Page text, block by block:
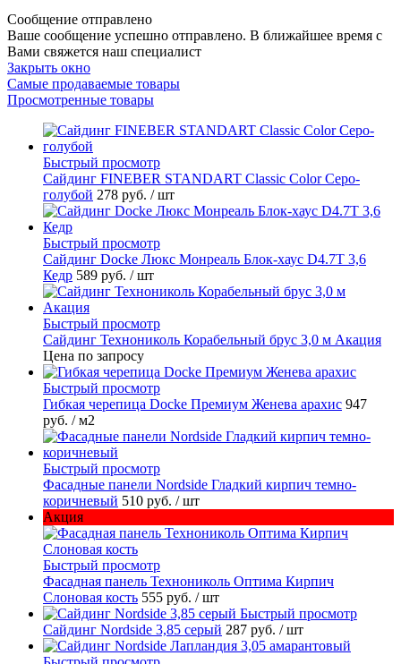
Сообщение отправлено
Ваше сообщение успешно отправлено. В ближайшее время с
Вами свяжется наш специалист
Закрыть окно
Самые продаваемые товары
Просмотренные товары
Быстрый просмотр
Cайдинг FINEBER STANDART Classic Color Серо-
голубой 278 руб. / шт
Быстрый просмотр
Сайдинг Docke Люкс Монреаль Блок-хаус D4.7T 3,6
Кедр 589 руб. / шт
Быстрый просмотр
Сайдинг Технониколь Корабельный брус 3,0 м Акация
Цена по запросу
Быстрый просмотр
Гибкая черепица Docke Премиум Женева арахис 947
руб. / м2
Быстрый просмотр
Фасадные панели Nordside Гладкий кирпич темно-
коричневый 510 руб. / шт
Акция
Быстрый просмотр
Фасадная панель Технониколь Оптима Кирпич
Слоновая кость 555 руб. / шт
Быстрый просмотр
Сайдинг Nordside 3,85 серый 287 руб. / шт